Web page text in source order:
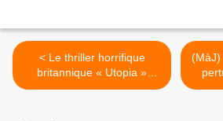
< Le thriller horrifique
britannique « Utopia »
débarque dès ce vendredi
(MàJ)